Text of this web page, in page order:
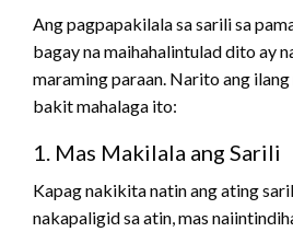
Ang pagpapakilala sa sarili sa
bagay na maihahalintulad dito ay
maraming paraan. Narito ang
bakit mahalaga ito:
1. Mas Makilala ang Sarili
Kapag nakikita natin ang ating
nakapaligid sa atin, mas